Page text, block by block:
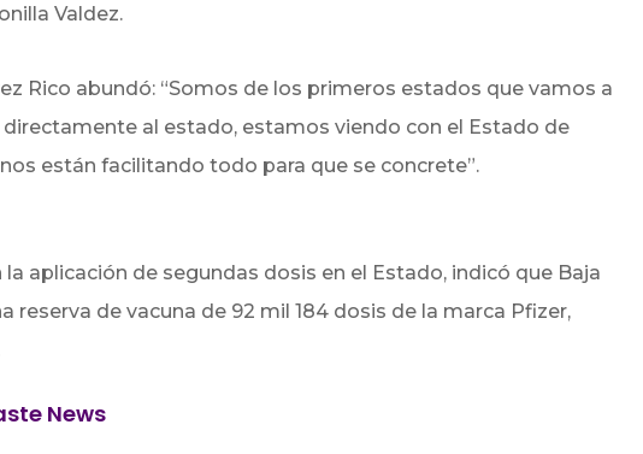
Valdez.
Rico abundó: “Somos de los primeros estados que vamos a
al estado, estamos viendo con el Estado de
están facilitando todo para que se concrete”.
aplicación de segundas dosis en el Estado, indicó que Baja
reserva de vacuna de 92 mil 184 dosis de la marca Pfizer,
News